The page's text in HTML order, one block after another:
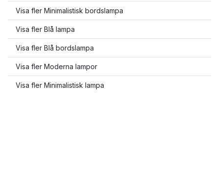
Visa fler Minimalistisk bordslampa
Visa fler Blå lampa
Visa fler Blå bordslampa
Visa fler Moderna lampor
Visa fler Minimalistisk lampa